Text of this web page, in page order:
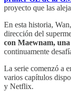
proyecto que las
En esta historia,
dirección del
con Maewnam,
continuamente
La serie comenzó a
varios capítulos
y Netflix.